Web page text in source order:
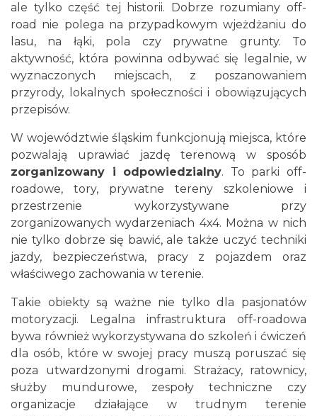
ale tylko część tej historii. Dobrze rozumiany off-
road nie polega na przypadkowym wjeżdżaniu do
lasu, na łąki, pola czy prywatne grunty. To
aktywność, która powinna odbywać się legalnie, w
wyznaczonych miejscach, z poszanowaniem
przyrody, lokalnych społeczności i obowiązujących
przepisów.
W województwie śląskim funkcjonują miejsca, które
pozwalają uprawiać jazdę terenową w sposób
zorganizowany i odpowiedzialny. To parki off-
roadowe, tory, prywatne tereny szkoleniowe i
przestrzenie wykorzystywane przy
zorganizowanych wydarzeniach 4x4. Można w nich
nie tylko dobrze się bawić, ale także uczyć techniki
jazdy, bezpieczeństwa, pracy z pojazdem oraz
właściwego zachowania w terenie.
Takie obiekty są ważne nie tylko dla pasjonatów
motoryzacji. Legalna infrastruktura off-roadowa
bywa również wykorzystywana do szkoleń i ćwiczeń
dla osób, które w swojej pracy muszą poruszać się
poza utwardzonymi drogami. Strażacy, ratownicy,
służby mundurowe, zespoły techniczne czy
organizacje działające w trudnym terenie